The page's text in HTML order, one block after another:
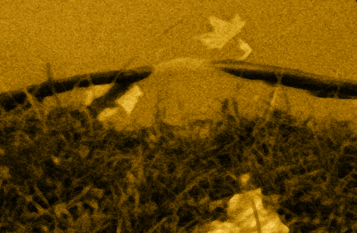
Eingang